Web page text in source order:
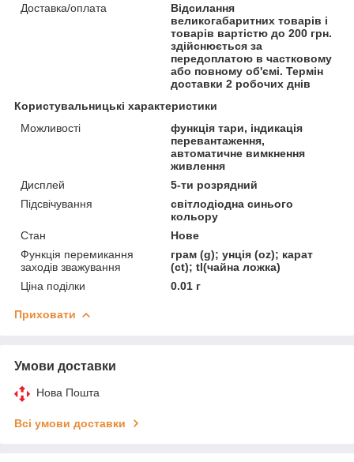
Доставка/оплата
Відсилання
великогабаритних товарів і
товарів вартістю до 200 грн.
здійснюється за
передоплатою в частковому
або повному об'ємі. Термін
доставки 2 робочих днів
Користувальницькі характеристики
Можливості
функція тари, індикація
перевантаження,
автоматичне вимкнення
живлення
Дисплей
5-ти розрядний
Підсвічування
світлодіодна синього
кольору
Стан
Нове
Функція перемикання
заходів зважування
грам (g); унція (oz); карат
(ct); tl(чайна ложка)
Ціна поділки
0.01 г
Приховати
Умови доставки
Нова Пошта
Всі умови доставки